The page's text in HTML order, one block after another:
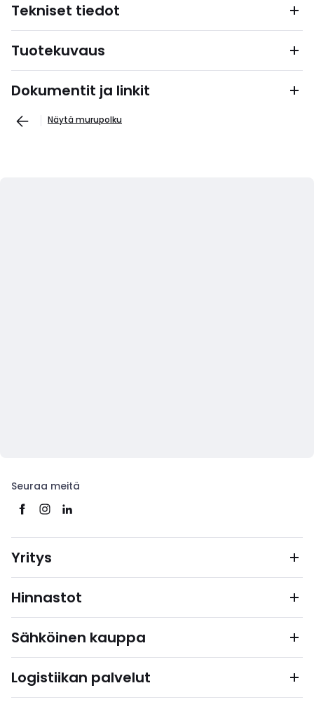
Tekniset tiedot
Tuotekuvaus
Dokumentit ja linkit
Näytä murupolku
Seuraa meitä
Yritys
Hinnastot
Sähköinen kauppa
Logistiikan palvelut